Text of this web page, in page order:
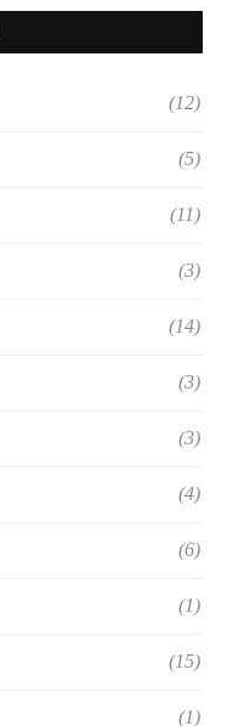
(12)
(5)
(11)
(3)
(14)
(3)
(3)
(4)
(6)
(1)
(15)
(1)